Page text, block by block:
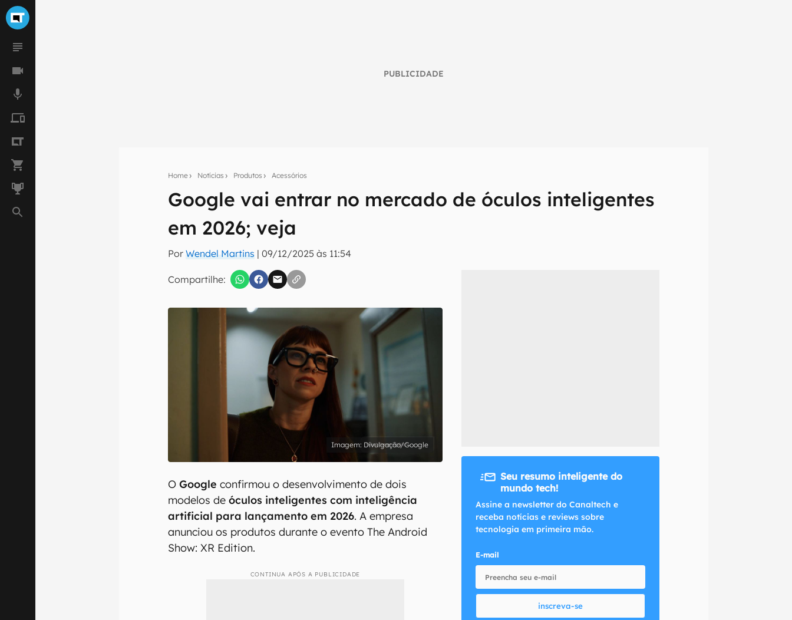
PUBLICIDADE
Home Notícias Produtos Acessórios
Google vai entrar no mercado de óculos inteligentes
em 2026; veja
PorWendel Martins |09/12/2025 às 11:54
Compartilhe:
Assine a newsletter do Canaltech e receba notícias e reviews sobre tecnologia em primeira
inscreva-se
Confirmo que li, aceito e concordo com os
Divulgação/Google
OGoogle confirmou o desenvolvimento de dois
modelos deóculos inteligentes com inteligência
artificial para lançamento em 2026. A empresa
anunciou os produtos durante o evento The Android
Show: XR Edition.
CONTINUA APÓS A PUBLICIDADE
Seu resumo inteligente do
mundo tech!
Assine a newsletter do Canaltech e
receba notícias e reviews sobre
tecnologia em primeira mão.
E-mail
inscreva-se